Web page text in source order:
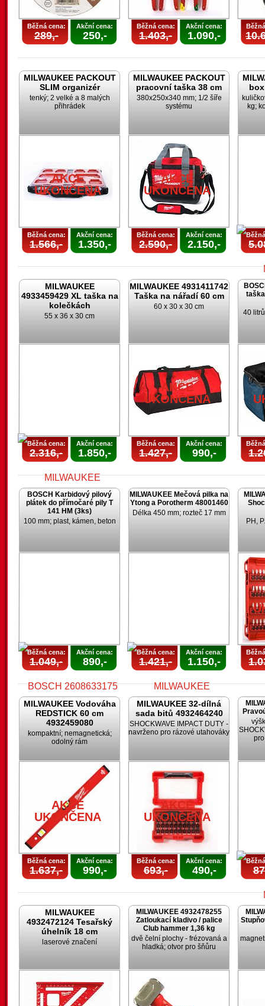
Běžná cena:
289,-
Akční cena:
250,-
Běžná cena:
1.403,-
Akční cena:
1.090,-
MILWAUKEE PACKOUT
SLIM organizér
tenký; 2 velké a 8 malých
přihrádek
AKCE
UKONČENA
Běžná cena:
1.566,-
Akční cena:
1.350,-
MILWAUKEE PACKOUT
pracovní taška 38 cm
380x250x340 mm; 1/2 šíře
systému
AKCE
UKONČENA
Běžná cena:
2.590,-
Akční cena:
2.150,-
kg;
MILWAUKEE
4933459429 XL taška na
kolečkách
55 x 36 x 30 cm
Běžná cena:
2.316,-
Akční cena:
1.850,-
MILWAUKEE 4931411742
Taška na nářadí 60 cm
60 x 30 x 30 cm
AKCE
UKONČENA
Běžná cena:
1.427,-
Akční cena:
990,-
40
BOSCH Karbidový pilový
plátek do přímočaré pily T
141 HM (3ks)
100 mm; plast, kámen, beton
UKONČENA
Běžná cena:
1.049,-
Akční cena:
890,-
MILWAUKEE Mečová pilka na
Ytong a Porotherm 48001460
Délka 450 mm; rozteč 17 mm
AKCE
UKONČENA
Běžná cena:
1.421,-
Akční cena:
1.150,-
PH,
MILWAUKEE Vodováha
REDSTICK 60 cm
4932459080
kompaktní; nemagnetická;
odolný rám
AKCE
UKONČENA
Běžná cena:
1.637,-
Akční cena:
990,-
MILWAUKEE 32-dílná
sada bitů 4932464240
SHOCKWAVE IMPACT DUTY -
navrženo pro rázové utahováky
AKCE
UKONČENA
Běžná cena:
693,-
Akční cena:
490,-
MILWAUKEE
4932472124 Tesařský
úhelník 18 cm
laserové značení
MILWAUKEE 4932478255
Zatloukací kladivo / palice
Club hammer 1,36 kg
dvě čelní plochy - frézovaná a
hladká; otvor pro šňůru